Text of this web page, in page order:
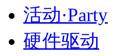
活动·Party
硬件驱动